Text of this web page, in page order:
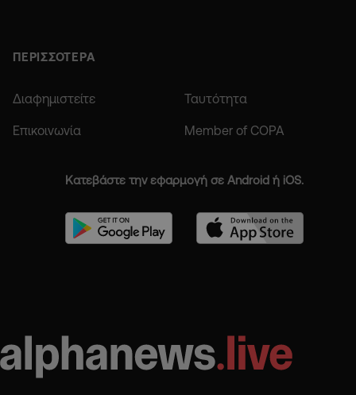
ΠΕΡΙΣΣΟΤΕΡΑ
Διαφημιστείτε Ταυτότητα
Επικοινωνία Member of COPA
Κατεβάστε την εφαρμογή σε Android ή iOS.